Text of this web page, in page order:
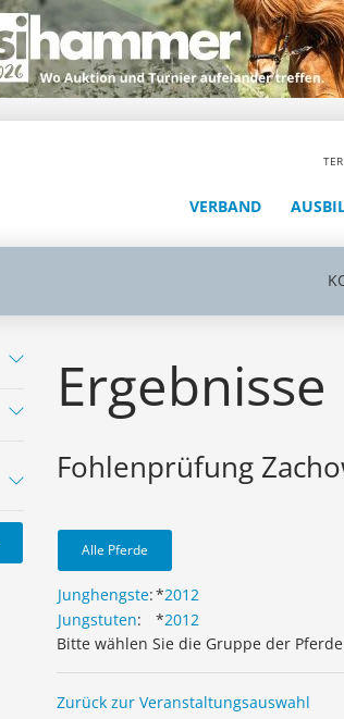
VERBAND
Ergebnisse
Fohlenprüfung
Alle Pferde
Junghengste:*2012
Jungstuten: *2012
Bitte wählen Sie die Gruppe der
Zurück zur Veranstaltungsauswahl